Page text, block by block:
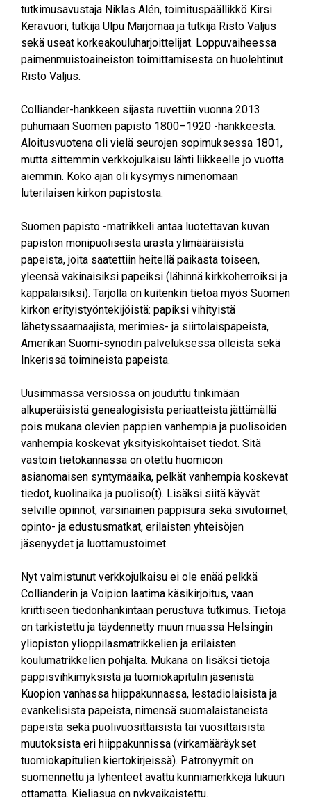
tutkimusavustaja Niklas Alén, toimituspäällikkö Kirsi
Keravuori, tutkija Ulpu Marjomaa ja tutkija Risto Valjus
sekä useat korkeakouluharjoittelijat. Loppuvaiheessa
paimenmuistoaineiston toimittamisesta on huolehtinut
Risto Valjus.
Colliander-hankkeen sijasta ruvettiin vuonna 2013
puhumaan Suomen papisto 1800–1920 -hankkeesta.
Aloitusvuotena oli vielä seurojen sopimuksessa 1801,
mutta sittemmin verkkojulkaisu lähti liikkeelle jo vuotta
aiemmin. Koko ajan oli kysymys nimenomaan
luterilaisen kirkon papistosta.
Suomen papisto -matrikkeli antaa luotettavan kuvan
papiston monipuolisesta urasta ylimääräisistä
papeista, joita saatettiin heitellä paikasta toiseen,
yleensä vakinaisiksi papeiksi (lähinnä kirkkoherroiksi ja
kappalaisiksi). Tarjolla on kuitenkin tietoa myös Suomen
kirkon erityistyöntekijöistä: papiksi vihityistä
lähetyssaarnaajista, merimies- ja siirtolaispapeista,
Amerikan Suomi-synodin palveluksessa olleista sekä
Inkerissä toimineista papeista.
Uusimmassa versiossa on jouduttu tinkimään
alkuperäisistä genealogisista periaatteista jättämällä
pois mukana olevien pappien vanhempia ja puolisoiden
vanhempia koskevat yksityiskohtaiset tiedot. Sitä
vastoin tietokannassa on otettu huomioon
asianomaisen syntymäaika, pelkät vanhempia koskevat
tiedot, kuolinaika ja puoliso(t). Lisäksi siitä käyvät
selville opinnot, varsinainen pappisura sekä sivutoimet,
opinto- ja edustusmatkat, erilaisten yhteisöjen
jäsenyydet ja luottamustoimet.
Nyt valmistunut verkkojulkaisu ei ole enää pelkkä
Collianderin ja Voipion laatima käsikirjoitus, vaan
kriittiseen tiedonhankintaan perustuva tutkimus. Tietoja
on tarkistettu ja täydennetty muun muassa Helsingin
yliopiston ylioppilasmatrikkelien ja erilaisten
koulumatrikkelien pohjalta. Mukana on lisäksi tietoja
pappisvihkimyksistä ja tuomiokapitulin jäsenistä
Kuopion vanhassa hiippakunnassa, lestadiolaisista ja
evankelisista papeista, nimensä suomalaistaneista
papeista sekä puolivuosittaisista tai vuosittaisista
muutoksista eri hiippakunnissa (virkamääräykset
tuomiokapitulien kiertokirjeissä). Patronyymit on
suomennettu ja lyhenteet avattu kunniamerkkejä lukuun
ottamatta. Kieliasua on nykyaikaistettu.